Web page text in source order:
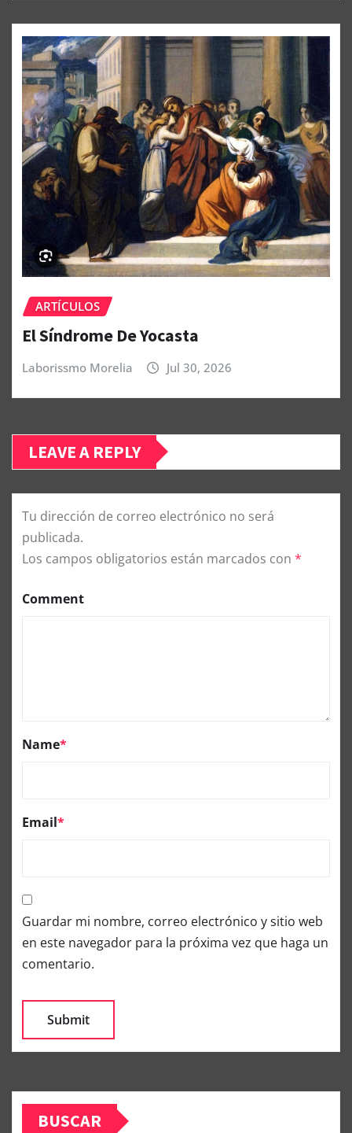
ARTÍCULOS
El Síndrome De Yocasta
Laborissmo Morelia Jul 30, 2026
LEAVE A REPLY
Tu dirección de correo electrónico no será
publicada.
Los campos obligatorios están marcados con *
Comment
Name*
Email*
Guardar mi nombre, correo electrónico y sitio web
en este navegador para la próxima vez que haga un
comentario.
BUSCAR